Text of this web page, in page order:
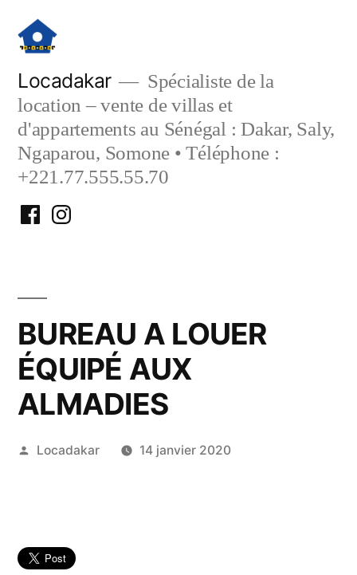
contenu
Locadakar
Spécialiste de la
location – vente de villas et
d'appartements au Sénégal : Dakar, Saly,
Ngaparou, Somone • Téléphone :
+221.77.555.55.70
FacebookInstagram
BUREAU A LOUER
ÉQUIPÉ AUX
ALMADIES
Publié
Locadakar 14 janvier 2020